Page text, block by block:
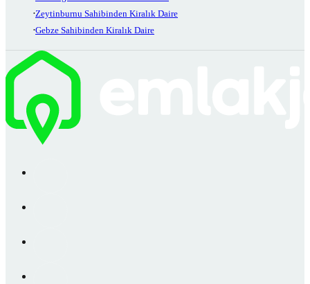
Zeytinburnu Sahibinden Kiralık Daire
Gebze Sahibinden Kiralık Daire